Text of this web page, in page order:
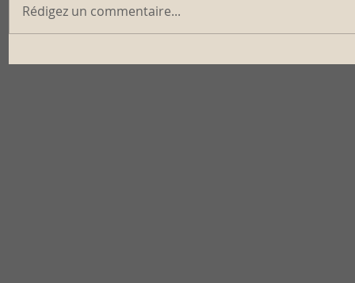
Rédigez un commentaire...